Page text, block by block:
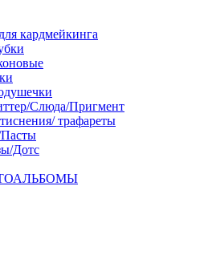
кардмейкинга
Слюда/Пригмент
трафареты
Дотс